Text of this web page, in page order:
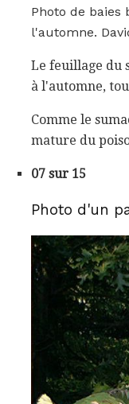
Photo de baies
l'automne.
Le feuillage du
à l'automne,
Comme le
mature du
07 sur 15
Photo d'un